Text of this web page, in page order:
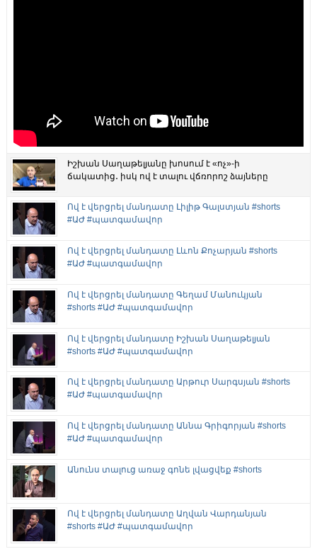
Իշխան Սաղաթելյանը խոսում է «ոչ»-ի
ճակատից․ իսկ ով է տալու վճռորոշ ձայները
Ով է վերցրել մանդատը Լիլիթ Գալստյան #shorts
#ԱԺ #պատգամավոր
Ով է վերցրել մանդատը Լևոն Քոչարյան #shorts
#ԱԺ #պատգամավոր
Ով է վերցրել մանդատը Գեղամ Մանուկյան
#shorts #ԱԺ #պատգամավոր
Ով է վերցրել մանդատը Իշխան Սաղաթելյան
#shorts #ԱԺ #պատգամավոր
Ով է վերցրել մանդատը Արթուր Սարգսյան #shorts
#ԱԺ #պատգամավոր
Ով է վերցրել մանդատը Աննա Գրիգորյան #shorts
#ԱԺ #պատգամավոր
Անունս տալուց առաջ գոնե լվացվեք #shorts
Ով է վերցրել մանդատը Աղվան Վարդանյան
#shorts #ԱԺ #պատգամավոր